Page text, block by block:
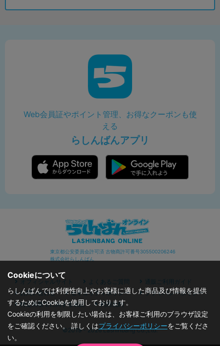
Web会員証やポイント管理、お得なクーポンも使
える
らしんばんアプリ
東京都公安委員会許可済 古物商許可番号305500206246
株式会社らしんばん
オフィシャルサイト よくあるご質問
通販ご利用ガイド
お問い合わせ
セキュリティポリシー
プライバシーポリシー
特定商取引に関する表記
利用規約
©2019 - 2026 Lashinbang Co.,Ltd.
Cookieについて
らしんばんでは利便性向上やお客様に適した商品及び情報を提供
するためにCookieを使用しております。
Cookieの利用を制限したい場合は、お客様ご利用のブラウザ設定
をご確認ください。 詳しくはプライバシーポリシーをご覧くださ
い。